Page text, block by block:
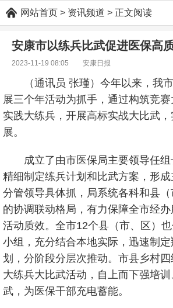
网站首页 > 资讯频道 > 正文阅读
安康市以练兵比武促进医保高
2023-11-19 08:05 安康日报
（通讯员 张瑾）今年以来，我
展三个年活动为抓手，通过构筑竞
实践大练兵，开展高标实战大比武
展。
成立了由市医保局主要领导任组
精细制定练兵计划和比武方案，形成
分管领导具体抓，局系统各科和县
的协调联动格局，有力保障全市经
活动质效。全市12个县（市、区）
小组，充分结合本地实际，迅速制
划，分阶段分层次推动。市县乡村
大练兵大比武活动，自上而下强培
武，为医保干部充电蓄能。